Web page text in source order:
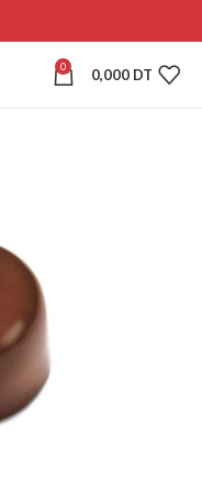
0 0,000 DT